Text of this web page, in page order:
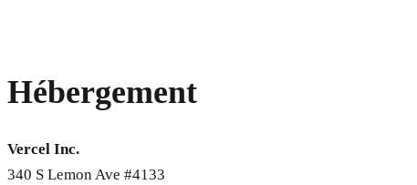
Hébergement
Vercel Inc.
340 S Lemon Ave #4133